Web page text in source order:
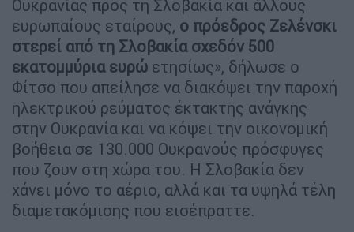
Ουκρανίας προς τη Σλοβακία και άλλους
ευρωπαίους εταίρους, ο πρόεδρος Ζελένσκι
στερεί από τη Σλοβακία σχεδόν 500
εκατομμύρια ευρώ ετησίως», δήλωσε ο
Φίτσο που απείλησε να διακόψει την παροχή
ηλεκτρικού ρεύματος έκτακτης ανάγκης
στην Ουκρανία και να κόψει την οικονομική
βοήθεια σε 130.000 Ουκρανούς πρόσφυγες
που ζουν στη χώρα του. Η Σλοβακία δεν
χάνει μόνο το αέριο, αλλά και τα υψηλά τέλη
διαμετακόμισης που εισέπραττε.